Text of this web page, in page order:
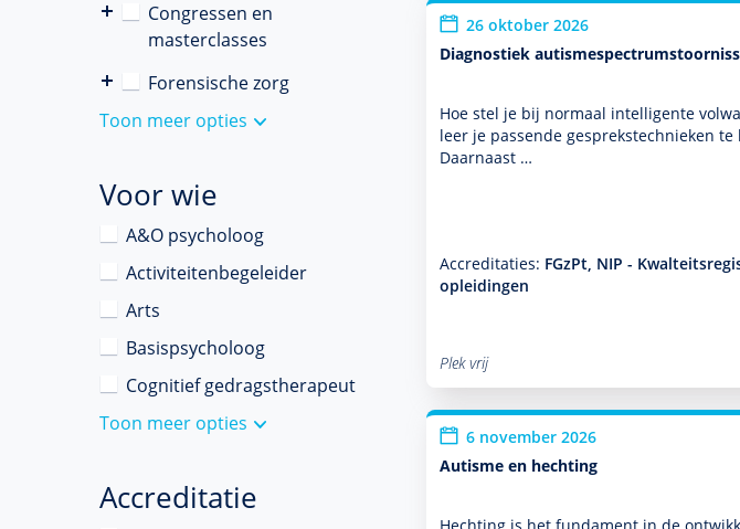
Congressen en
masterclasses
Forensische zorg
Toon meer opties
Voor wie
A&O psycholoog
Activiteitenbegeleider
Arts
Basispsycholoog
Cognitief gedragstherapeut
Toon meer opties
Accreditatie
26 oktober 2026
Diagnostiek
Hoe stel je bij normaal intelligente
leer je pas­sende gesprekstech­nieken
Daarnaast …
Accreditaties: FGzPt, NIP -
opleidingen
Plek vrij
6 november 2026
Autisme en hechting